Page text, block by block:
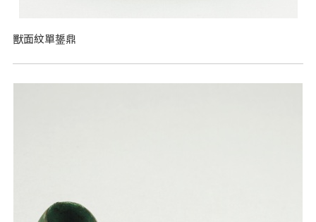
獸面紋單鋬鼎